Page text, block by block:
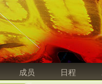
成员 日程